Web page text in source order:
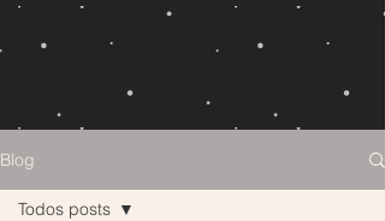
Blog
Todos posts